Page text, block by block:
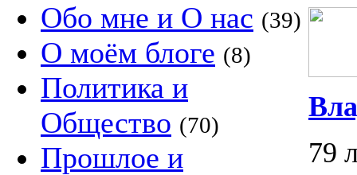
Обо мне и О нас (39)
О моём блоге (8)
Политика и
Общество (70)
Прошлое и
79